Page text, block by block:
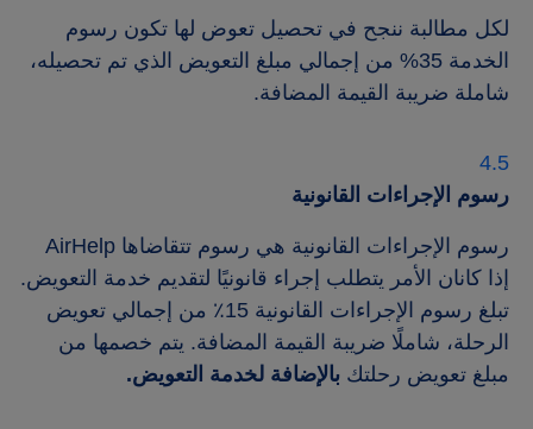
لكل مطالبة ننجح في تحصيل تعوض لها تكون رسوم
الخدمة 35% من إجمالي مبلغ التعويض الذي تم تحصيله،
شاملة ضريبة القيمة المضافة.
رسوم الإجراءات القانونية
رسوم الإجراءات القانونية هي رسوم تتقاضاها AirHelp
إذا كانان الأمر يتطلب إجراء قانونيًا لتقديم خدمة التعويض.
تبلغ رسوم الإجراءات القانونية 15‎٪ من إجمالي تعويض
الرحلة، شاملًا ضريبة القيمة المضافة. يتم خصمها من
مبلغ تعويض رحلتك بالإضافة لخدمة التعويض.